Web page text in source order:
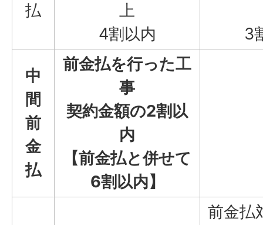
払
上
4割以内
3
中
間
前
金
払
前金払を行った工
事
契約金額の2割以
内
【前金払と併せて
6割以内】
前金払